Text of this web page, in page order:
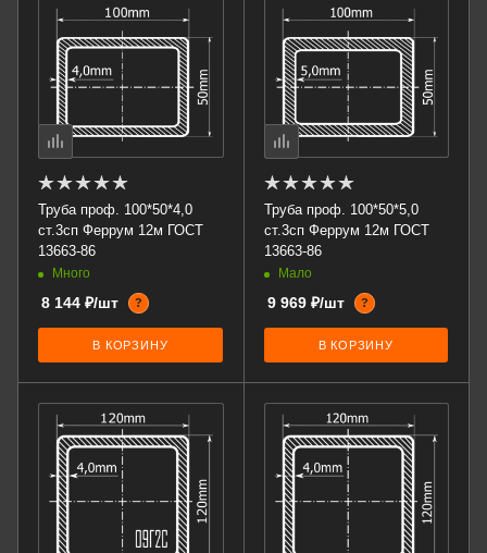
Труба проф. 100*50*4,0
ст.3сп Феррум 12м ГОСТ
13663-86
Много
8 144 ₽/шт ?
В КОРЗИНУ
Труба проф. 100*50*5,0
ст.3сп Феррум 12м ГОСТ
13663-86
Мало
9 969 ₽/шт ?
В КОРЗИНУ